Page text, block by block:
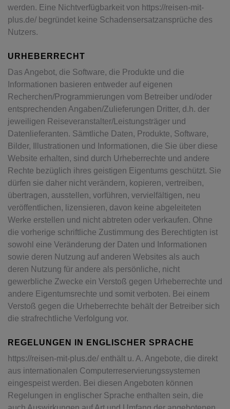
werden. Eine Nichtverfügbarkeit von https://reisen-mit-
plus.de/ begründet keine Schadensersatzansprüche des
Nutzers.
URHEBERRECHT
Das Angebot, die Software, die Produkte und die
Informationen basieren entweder auf eigenen
Recherchen/Programmierungen vom Betreiber und/oder
entsprechenden Angaben/Zulieferungen Dritter, d.h. der
jeweiligen Reiseveranstalter/Leistungsträger und
Datenlieferanten. Sämtliche Daten, Produkte, Software,
Bilder, Illustrationen und Informationen, die Sie über diese
Website erhalten, sind durch Urheberrechte und andere
Rechte bezüglich ihres geistigen Eigentums geschützt. Sie
dürfen sie daher nicht verändern, kopieren, vertreiben,
übertragen, ausstellen, vorführen, vervielfältigen, neu
veröffentlichen, lizensieren, davon keine abgeleiteten
Werke erstellen und nicht abtreten oder verkaufen. Ohne
die vorherige schriftliche Zustimmung des Berechtigten ist
sowohl eine Veränderung der Daten und Informationen
sowie deren Nutzung auf anderen Websites als auch
deren Nutzung für andere als persönliche, nicht
gewerbliche Zwecke ein Verstoß gegen Urheberrechte und
andere Eigentumsrechte und somit verboten. Bei einem
Verstoß gegen die Urheberrechte behält der Betreiber sich
die strafrechtliche Verfolgung vor.
REGELUNGEN IN ENGLISCHER SPRACHE
https://reisen-mit-plus.de/ enthält u. A. Angebote, die direkt
aus internationalen Computerreservierungssystemen
eingespeist werden. Bei diesen Angeboten können
Regelungen in englischer Sprache enthalten sein, die